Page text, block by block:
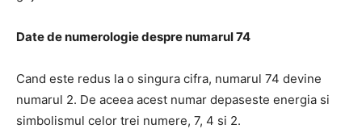
Date de numerologie despre numarul 74
Cand este redus la o singura cifra, numarul 74 devine
numarul 2. De aceea acest numar depaseste energia si
simbolismul celor trei numere, 7, 4 si 2.